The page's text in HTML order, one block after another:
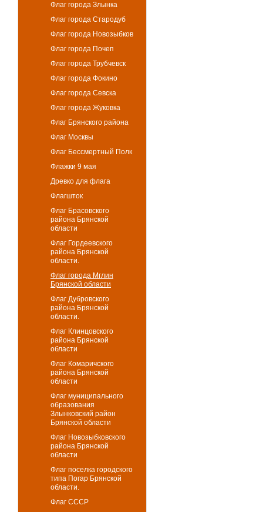
Флаг города Злынка
Флаг города Стародуб
Флаг города Новозыбков
Флаг города Почеп
Флаг города Трубчевск
Флаг города Фокино
Флаг города Севска
Флаг города Жуковка
Флаг Брянского района
Флаг Москвы
Флаг Бессмертный Полк
Флажки 9 мая
Древко для флага
Флагшток
Флаг Брасовского
района Брянской
области
Флаг Гордеевского
района Брянской
области.
Флаг города Мглин
Брянской области
Флаг Дубровского
района Брянской
области.
Флаг Клинцовского
района Брянской
области
Флаг Комаричского
района Брянской
области
Флаг муниципального
образования
Злынковский район
Брянской области
Флаг Новозыбковского
района Брянской
области
Флаг поселка городского
типа Погар Брянской
области.
Флаг СССР